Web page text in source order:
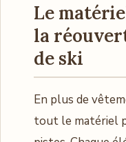
Le
la
de ski
En plus de
tout le matériel